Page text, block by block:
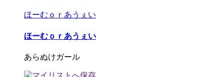
ほーむｏｒあうぇい
ほーむｏｒあうぇい
あらぬけガール